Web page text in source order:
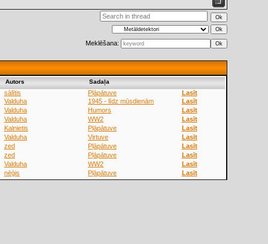
Meklēšana:
Аutors Sadaļa
sālītis Pļāpātuve
Lasīt
Valduha
1945 - līdz mūsdienām
Lasīt
Valduha
Humors
Lasīt
Valduha
WW2
Lasīt
Kalnietis
Pļāpātuve
Lasīt
Valduha
Virtuve
Lasīt
zed
Pļāpātuve
Lasīt
zed
Pļāpātuve
Lasīt
Valduha
WW2
Lasīt
nēģis
Pļāpātuve Lasīt